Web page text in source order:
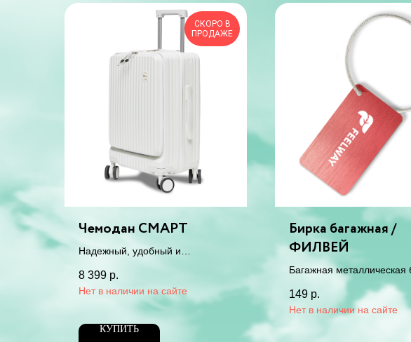
СКОРО В
ПРОДАЖЕ
Чемодан СМАРТ
Надежный, удобный и
кодовым замком, интерфейсом
для зарядки и складным
8 399 р.
КУПИТЬ
Бирка багажная /
ФИЛВЕЙ
Багажная металлическая
для чемодана ФИЛВЕЙ это
стильное и практичное
для идентификации
149 р.